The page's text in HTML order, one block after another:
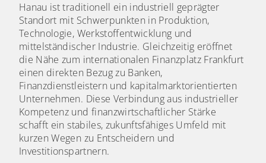
Hanau ist traditionell ein industriell geprägter
Standort mit Schwerpunkten in Produktion,
Technologie, Werkstoffentwicklung und
mittelständischer Industrie. Gleichzeitig eröffnet
die Nähe zum internationalen Finanzplatz Frankfurt
einen direkten Bezug zu Banken,
Finanzdienstleistern und kapitalmarktorientierten
Unternehmen. Diese Verbindung aus industrieller
Kompetenz und finanzwirtschaftlicher Stärke
schafft ein stabiles, zukunftsfähiges Umfeld mit
kurzen Wegen zu Entscheidern und
Investitionspartnern.